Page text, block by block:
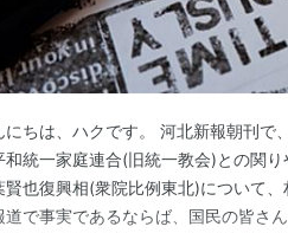
にちは、ハクです。 河北新報朝刊で
和統一家庭連合(旧統一教会)との関
賢也復興相(衆院比例東北)について
道で事実であるならば、国民の皆さ